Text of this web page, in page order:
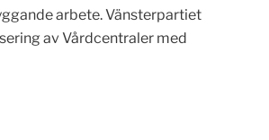
arbete. Vänsterpartiet
av Vårdcentraler med